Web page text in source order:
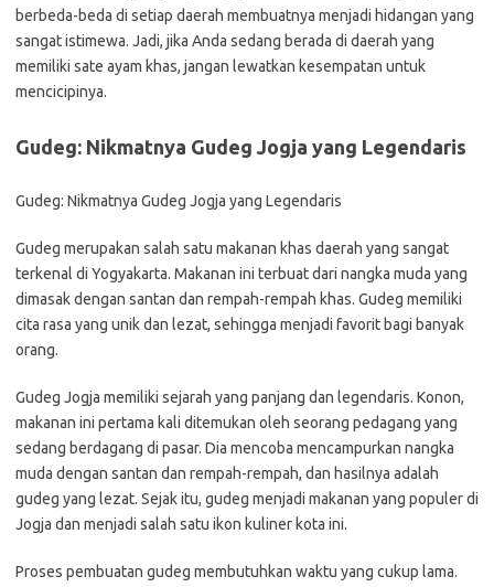
berbeda-beda di setiap daerah membuatnya menjadi hidangan yang
sangat istimewa. Jadi, jika Anda sedang berada di daerah yang
memiliki sate ayam khas, jangan lewatkan kesempatan untuk
mencicipinya.
Gudeg: Nikmatnya Gudeg Jogja yang Legendaris
Gudeg: Nikmatnya Gudeg Jogja yang Legendaris
Gudeg merupakan salah satu makanan khas daerah yang sangat
terkenal di Yogyakarta. Makanan ini terbuat dari nangka muda yang
dimasak dengan santan dan rempah-rempah khas. Gudeg memiliki
cita rasa yang unik dan lezat, sehingga menjadi favorit bagi banyak
orang.
Gudeg Jogja memiliki sejarah yang panjang dan legendaris. Konon,
makanan ini pertama kali ditemukan oleh seorang pedagang yang
sedang berdagang di pasar. Dia mencoba mencampurkan nangka
muda dengan santan dan rempah-rempah, dan hasilnya adalah
gudeg yang lezat. Sejak itu, gudeg menjadi makanan yang populer di
Jogja dan menjadi salah satu ikon kuliner kota ini.
Proses pembuatan gudeg membutuhkan waktu yang cukup lama.